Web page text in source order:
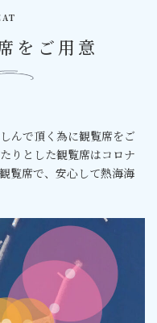
をご用意
んで頂く為に観覧席をご
りとした観覧席はコロナ
覧席で、安心して熱海海